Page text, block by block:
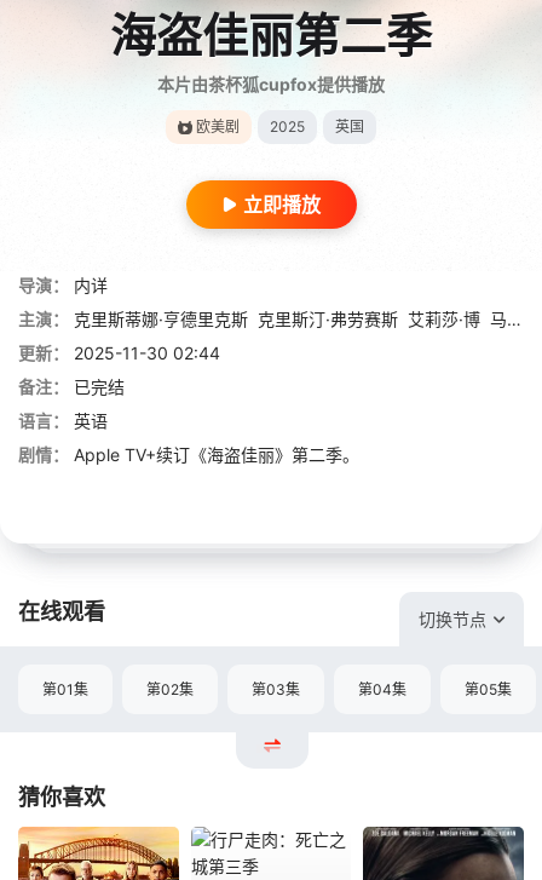
海盗佳丽第二季
本片由茶杯狐cupfox提供播放
欧美剧 2025 英国
立即播放
导演：
内详
主演：
克里斯蒂娜·亨德里克斯 克里斯汀·弗劳赛斯 艾莉莎·博 马修·布鲁姆
更新：
2025-11-30 02:44
备注：
已完结
语言：
英语
剧情：
Apple TV+续订《海盗佳丽》第二季。
在线观看 切换节点
第01集 第02集 第03集 第04集 第05集
猜你喜欢